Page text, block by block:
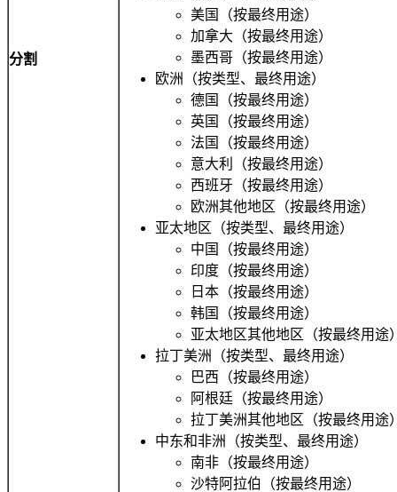
分割
美国（按最终用途）
加拿大（按最终用途）
墨西哥（按最终用途）
欧洲（按类型、最终用途）
德国（按最终用途）
英国（按最终用途）
法国（按最终用途）
意大利（按最终用途）
西班牙（按最终用途）
欧洲其他地区（按最终用途）
亚太地区（按类型、最终用途）
中国（按最终用途）
印度（按最终用途）
日本（按最终用途）
韩国（按最终用途）
亚太地区其他地区（按最终用途
拉丁美洲（按类型、最终用途）
巴西（按最终用途）
阿根廷（按最终用途）
拉丁美洲其他地区（按最终用途
中东和非洲（按类型、最终用途）
南非（按最终用途）
沙特阿拉伯（按最终用途）